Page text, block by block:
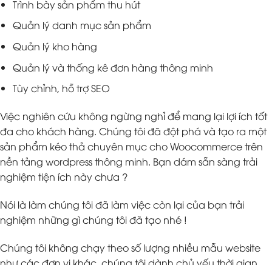
Trình bày sản phẩm thu hút
Quản lý danh mục sản phẩm
Quản lý kho hàng
Quản lý và thống kê đơn hàng thông minh
Tùy chỉnh, hỗ trợ SEO
Việc nghiên cứu không ngừng nghỉ để mang lại lợi ích tốt
đa cho khách hàng. Chúng tôi đã đột phá và tạo ra một
sản phẩm kéo thả chuyên mục cho Woocommerce trên
nền tảng wordpress thông minh. Bạn dám sẵn sàng trải
nghiệm tiện ích này chưa ?
Nói là làm chúng tôi đã làm việc còn lại của bạn trải
nghiệm những gì chúng tôi đã tạo nhé !
Chúng tôi không chạy theo số lượng nhiều mẫu website
như các đơn vị khác, chúng tôi dành chủ yếu thời gian